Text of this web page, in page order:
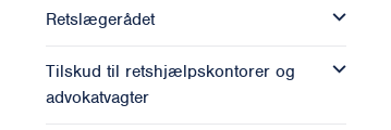
Retslægerådet
Tilskud til retshjælpskontorer og
advokatvagter